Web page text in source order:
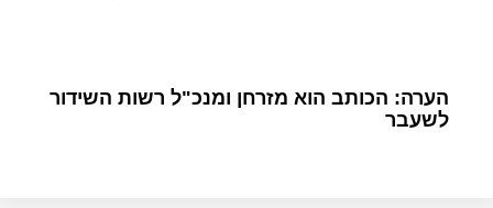
הערה: הכותב הוא מזרחן ומנכ"ל רשות השידור
לשעבר